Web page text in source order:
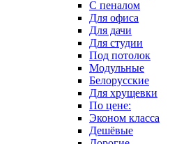
С пеналом
Для офиса
Для дачи
Для студии
Под потолок
Модульные
Белорусские
Для хрущевки
По цене:
Эконом класса
Дешёвые